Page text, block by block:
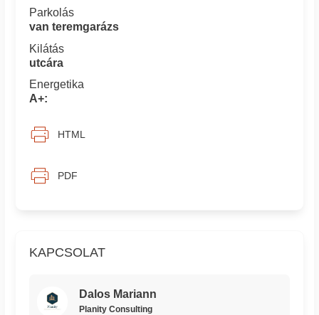
KAPCSOLAT
Dalos Mariann
Planity Consulting
Parkolás
van teremgarázs
Kilátás
utcára
Energetika
A+:
HTML
PDF